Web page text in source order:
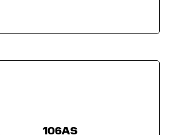
106AS